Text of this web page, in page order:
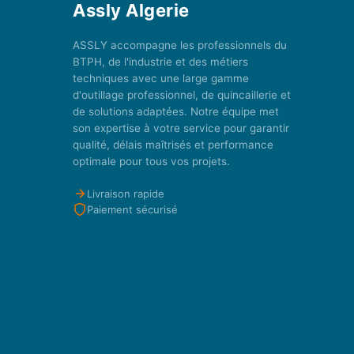
Assly Algerie
ASSLY accompagne les professionnels du
BTPH, de l'industrie et des métiers
techniques avec une large gamme
d'outillage professionnel, de quincaillerie et
de solutions adaptées. Notre équipe met
son expertise à votre service pour garantir
qualité, délais maîtrisés et performance
optimale pour tous vos projets.
Livraison rapide
Paiement sécurisé